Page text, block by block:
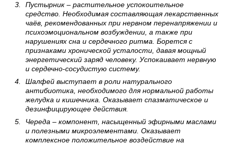
Пустырник – растительное успокоительное
средство. Необходимая составляющая лекарственных
чаёв, рекомендованных при нервном перенапряжении и
психоэмоциональном возбуждении, а также при
нарушениях сна и сердечного ритма. Борется с
признаками хронической усталости, давая мощный
энергетический заряд человеку. Успокаивает нервную
и сердечно-сосудистую систему.
Шалфей выступает в роли натурального
антибиотика, необходимого для нормальной работы
желудка и кишечника. Оказывает спазматическое и
дезинфицирующее действия.
Череда – компонент, насыщенный эфирными маслами
и полезными микроэлементами. Оказывает
комплексное положительное воздействие на